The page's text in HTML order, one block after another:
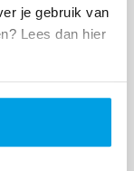
je gebruik van
Lees dan hier